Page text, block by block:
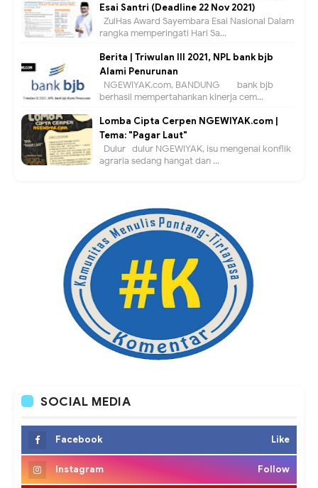
Esai Santri (Deadline 22 Nov 2021)
ZulHas Award Sayembara Esai Nasional Dalam
rangka memperingati Hari Sa...
Berita | Triwulan III 2021, NPL bank bjb
Alami Penurunan
NGEWIYAK.com, BANDUNG — bank bjb
berhasil mempertahankan kinerja cem...
Lomba Cipta Cerpen NGEWIYAK.com |
Tema: "Pagar Laut"
Dulur- dulur NGEWIYAK, isu mengenai konflik
agraria sedang hangat dan ...
SOCIAL MEDIA
Facebook Like
Instagram Follow